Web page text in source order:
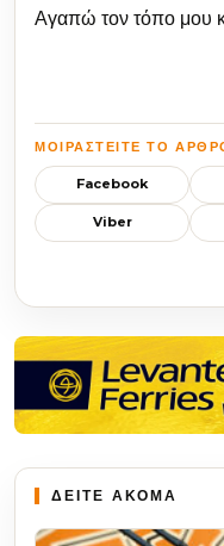
Αγαπώ τον τόπο μου
ΜΟΙΡΑΣΤΕΊΤΕ ΤΟ
Facebook
Viber
ΔΕΙΤΕ ΑΚΟΜΑ